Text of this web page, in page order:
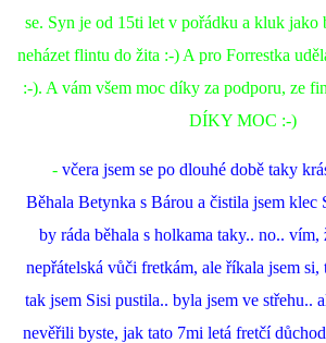
se. Syn je od 15ti let v pořádku a kluk jako
neházet flintu do žita :-) A pro Forrestka
:-). A vám všem moc díky za podporu, ze
DÍKY MOC :-)
- včera jsem se po dlouhé době taky
Běhala Betynka s Bárou a čistila jsem klec
by ráda běhala s holkama taky.. no.. vím,
nepřátelská vůči fretkám, ale říkala jsem si,
tak jsem Sisi pustila.. byla jsem ve střehu..
nevěřili byste, jak tato 7mi letá fretčí